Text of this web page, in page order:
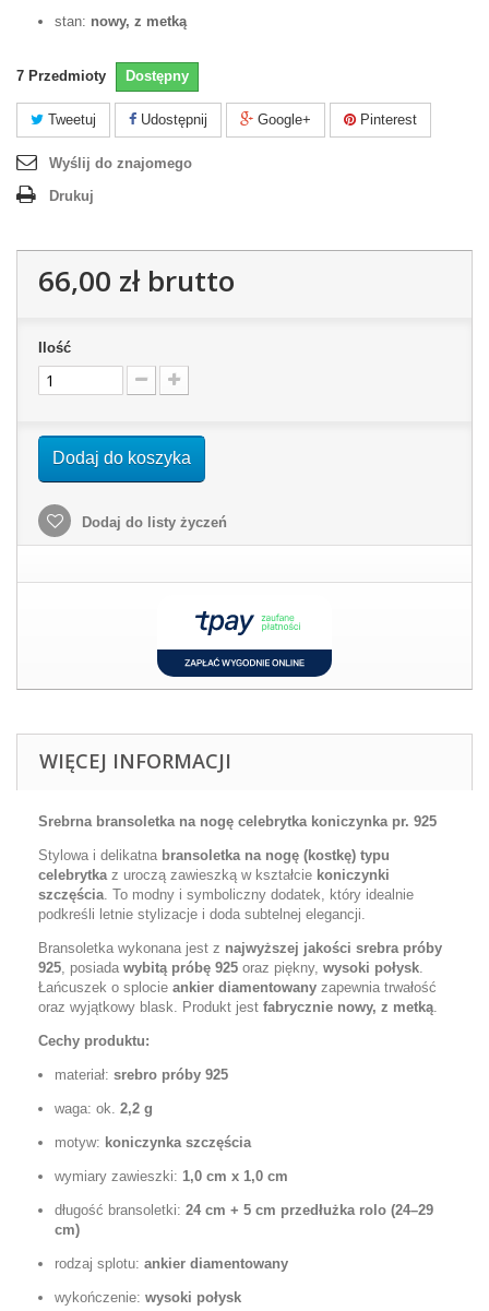
stan: nowy, z metką
7 Przedmioty Dostępny
Tweetuj Udostępnij Google+ Pinterest
Wyślij do znajomego
Drukuj
66,00 złbrutto
Ilość
Dodaj do koszyka
Dodaj do listy życzeń
WIĘCEJ INFORMACJI
Srebrna bransoletka na nogę celebrytka koniczynka pr. 925
Stylowa i delikatna bransoletka na nogę (kostkę) typu
celebrytkaz uroczą zawieszką w kształcie koniczynki
szczęścia. To modny i symboliczny dodatek, który idealnie
podkreśli letnie stylizacje i doda subtelnej elegancji.
Bransoletka wykonana jest z najwyższej jakości srebra próby
925, posiada wybitą próbę 925 oraz piękny, wysoki połysk.
Łańcuszek o splocie ankier diamentowany zapewnia trwałość
oraz wyjątkowy blask. Produkt jest fabrycznie nowy, z metką.
Cechy produktu:
materiał: srebro próby 925
waga: ok. 2,2 g
motyw: koniczynka szczęścia
wymiary zawieszki: 1,0 cm x 1,0 cm
długość bransoletki: 24 cm + 5 cm przedłużka rolo (24–29
cm)
rodzaj splotu: ankier diamentowany
wykończenie: wysoki połysk